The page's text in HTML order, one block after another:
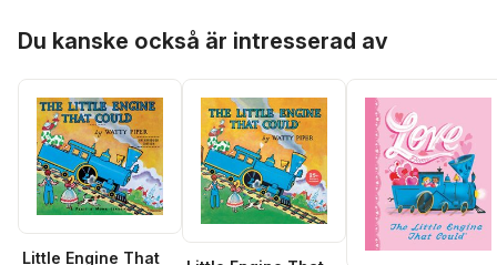
Du kanske också är intresserad av
Little Engine That